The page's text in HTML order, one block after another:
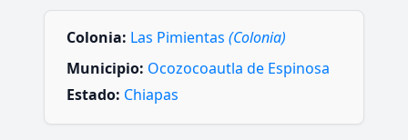
Colonia: Las Pimientas (Colonia)
Municipio: Ocozocoautla de Espinosa
Estado: Chiapas